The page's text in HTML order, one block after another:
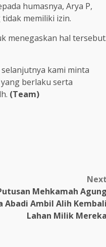
humasnya, Arya P,
memiliki izin.
menegaskan hal tersebut.
kami minta
berlaku serta
(Team)
Next
Mehkamah Agung
Abadi Ambil Alih Kembali
Lahan Milik Mereka